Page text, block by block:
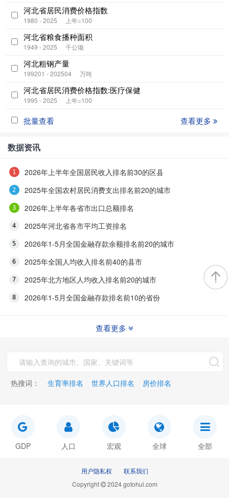
河北省居民消费价格指数
1980 - 2025 上年=100
河北省粮食播种面积
1949 - 2025 千公顷
河北粗钢产量
199201 - 202504 万吨
河北省居民消费价格指数:医疗保健
1995 - 2025 上年=100
批量查看 查看更多
数据资讯
2026年上半年全国居民收入排名前30的区县
2025年全国农村居民消费支出排名前20的城市
2026年上半年各省市出口总额排名
2025年河北省各市平均工资排名
2026年1-5月全国金融存款余额排名前20的城市
2025年全国人均收入排名前40的县市
2025年北方地区人均收入排名前20的城市
2026年1-5月全国金融存款排名前10的省份
查看更多
热搜词： 生育率排名 世界人口排名 房价排名
GDP 人口 宏观 全球 全部
用户隐私权
联系我们
Copyright
2024 gotohui.com